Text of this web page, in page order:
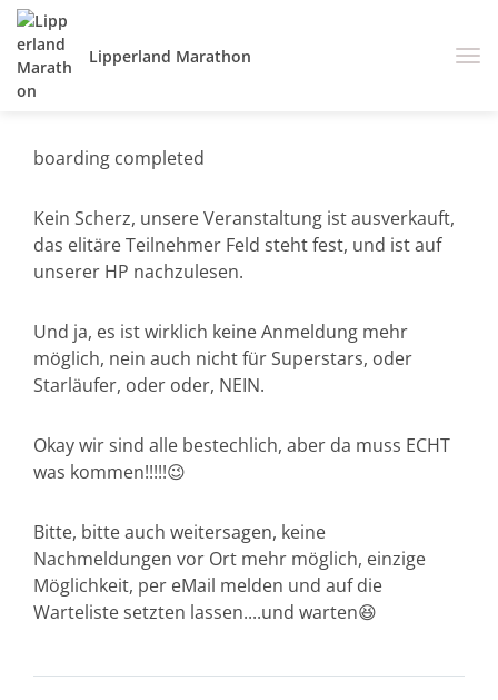
Lipperland Marathon
boarding completed
Kein Scherz, unsere Veranstaltung ist ausverkauft,
das elitäre Teilnehmer Feld steht fest, und ist auf
unserer HP nachzulesen.
Und ja, es ist wirklich keine Anmeldung mehr
möglich, nein auch nicht für Superstars, oder
Starläufer, oder oder, NEIN.
Okay wir sind alle bestechlich, aber da muss ECHT
was kommen!!!!!😉
Bitte, bitte auch weitersagen, keine
Nachmeldungen vor Ort mehr möglich, einzige
Möglichkeit, per eMail melden und auf die
Warteliste setzten lassen....und warten😆